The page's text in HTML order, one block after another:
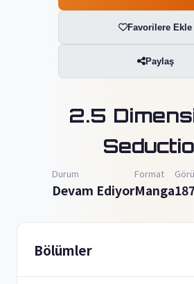
Favorilere Ekle
Paylaş
2.5
Durum
Devam Ediyor
Format
Manga
Bölümler